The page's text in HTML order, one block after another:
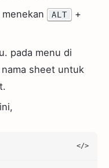
ALT +
pada menu di
sheet untuk